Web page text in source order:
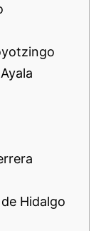
Hidalgo